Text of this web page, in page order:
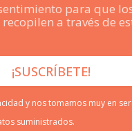
para que
a través de
y nos tomamos muy en
suministrados.